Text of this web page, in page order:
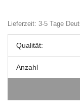
Lieferzeit: 3-5 Tage
Qualität:
Anzahl